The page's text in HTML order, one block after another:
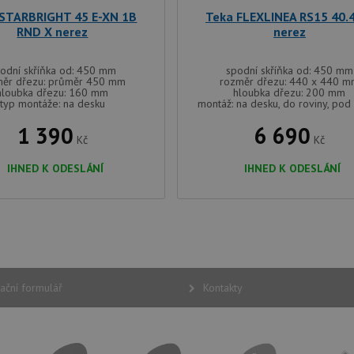
45 E-XN 1B
RND X nerez
skříňka od: 450 mm
dřezu: průměr 450 mm
dřezu: 160 mm
typ montáže: na desku
1 390 Kč
IHNED K ODESLÁNÍ
Teka FLEXLINEA RS15
nerez
spodní skříňka od: 450 mm
rozměr dřezu: 440 x 440
hloubka dřezu: 200 mm
montáž: na desku, do roviny, pod
6 690 Kč
IHNED K ODESLÁNÍ
formulář Kontakty
webů; může také určit, zda návštěvník
nebo starou verzi rozhraní Youtube.